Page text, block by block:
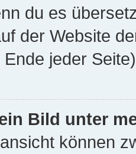
du es
der Website
jeder
Bild unter
können